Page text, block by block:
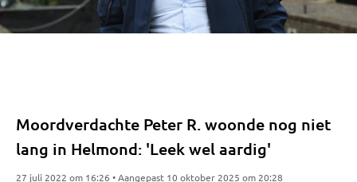
Moordverdachte Peter R. woonde nog niet
lang in Helmond: 'Leek wel aardig'
27 juli 2022 om 16:26 • Aangepast 10 oktober 2025 om 20:28